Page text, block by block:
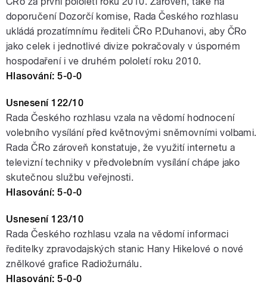
doporučení Dozorčí komise, Rada Českého rozhlasu
ukládá prozatímnímu řediteli ČRo P.Duhanovi, aby ČRo
jako celek i jednotlivé divize pokračovaly v úsporném
hospodaření i ve druhém pololetí roku 2010.
Hlasování: 5-0-0
Usnesení 122/10
Rada Českého rozhlasu vzala na vědomí hodnocení
volebního vysílání před květnovými sněmovními volbami.
Rada ČRo zároveň konstatuje, že využití internetu a
televizní techniky v předvolebním vysílání chápe jako
skutečnou službu veřejnosti.
Hlasování: 5-0-0
Usnesení 123/10
Rada Českého rozhlasu vzala na vědomí informaci
ředitelky zpravodajských stanic Hany Hikelové o nové
znělkové grafice Radiožurnálu.
Hlasování: 5-0-0